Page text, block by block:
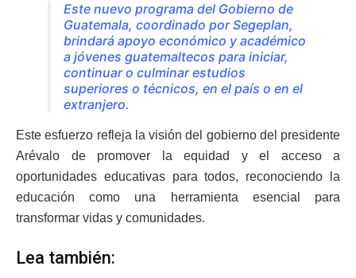
Este nuevo programa del Gobierno de
Guatemala, coordinado por Segeplan,
brindará apoyo económico y académico
a jóvenes guatemaltecos para iniciar,
continuar o culminar estudios
superiores o técnicos, en el país o en el
extranjero.
Este esfuerzo refleja la visión del gobierno del presidente
Arévalo de promover la equidad y el acceso a
oportunidades educativas para todos, reconociendo la
educación como una herramienta esencial para
transformar vidas y comunidades.
Lea también: